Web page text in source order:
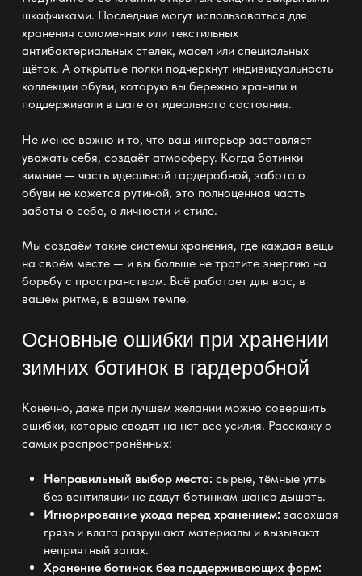
шкафчиками. Последние могут использоваться для
хранения соломенных или текстильных
антибактериальных стелек, масел или специальных
щёток. А открытые полки подчеркнут индивидуальность
коллекции обуви, которую вы бережно хранили и
поддерживали в шаге от идеального состояния.
Не менее важно и то, что ваш интерьер заставляет
уважать себя, создаёт атмосферу. Когда ботинки
зимние — часть идеальной гардеробной, забота о
обуви не кажется рутиной, это полноценная часть
заботы о себе, о личности и стиле.
Мы создаём такие системы хранения, где каждая вещь
на своём месте — и вы больше не тратите энергию на
борьбу с пространством. Всё работает для вас, в
вашем ритме, в вашем темпе.
Основные ошибки при хранении
зимних ботинок в гардеробной
Конечно, даже при лучшем желании можно совершить
ошибки, которые сводят на нет все усилия. Расскажу о
самых распространённых:
Неправильный выбор места: сырые, тёмные углы
без вентиляции не дадут ботинкам шанса дышать.
Игнорирование ухода перед хранением: засохшая
грязь и влага разрушают материалы и вызывают
неприятный запах.
Хранение ботинок без поддерживающих форм: